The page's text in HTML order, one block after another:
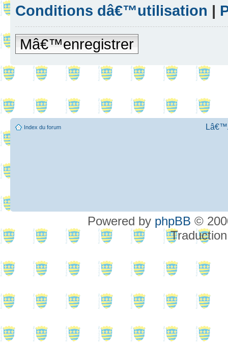
Conditions dâ€™utilisation |
Mâ€™enregistrer
Index du forum
Powered by phpBB ©